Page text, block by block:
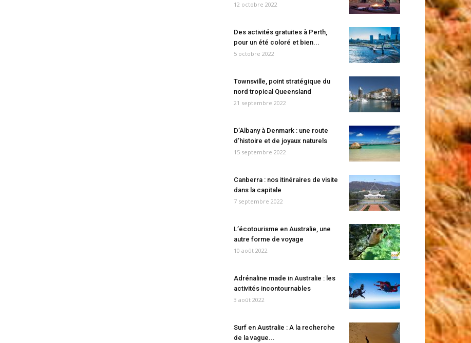
12 octobre 2022
Des activités gratuites à Perth,
pour un été coloré et bien...
5 octobre 2022
Townsville, point stratégique du
nord tropical Queensland
21 septembre 2022
D’Albany à Denmark : une route
d’histoire et de joyaux naturels
15 septembre 2022
Canberra : nos itinéraires de visite
dans la capitale
7 septembre 2022
L’écotourisme en Australie, une
autre forme de voyage
10 août 2022
Adrénaline made in Australie : les
activités incontournables
3 août 2022
Surf en Australie : A la recherche
de la vague...